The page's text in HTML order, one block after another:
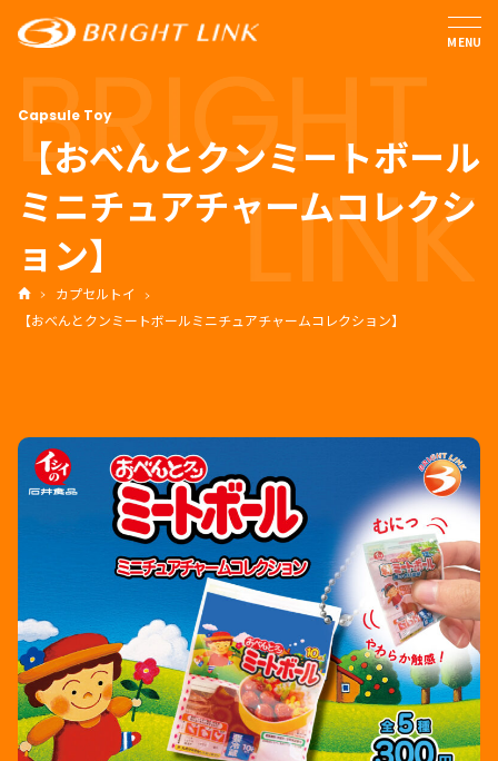
MENU
【おべんとクンミートボール
ミニチュアチャームコレクシ
ョン】
カプセルトイ
【おべんとクンミートボールミニチュアチャームコレクション】